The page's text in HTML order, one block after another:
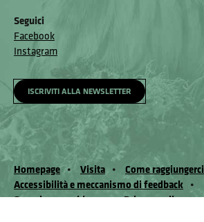
Seguici
Facebook
Instagram
ISCRIVITI ALLA NEWSLETTER
Homepage Visita
Come raggiungerci
Accessibilità e meccanismo di feedback
Segnala un problema
Privacy policy